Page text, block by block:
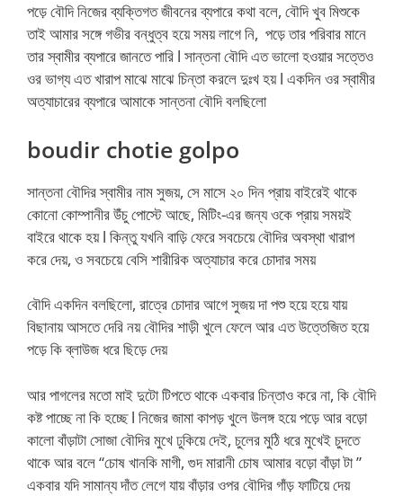
পড়ে বৌদি নিজের ব্যক্তিগত জীবনের ব্যপারে কথা বলে, বৌদি খুব মিশুকে
তাই আমার সঙ্গে গভীর বন্ধুত্ব হয়ে সময় লাগে নি, পড়ে তার পরিবার মানে
তার স্বামীর ব্যপারে জানতে পারি l সান্তনা বৌদি এত ভালো হওয়ার সত্তেও
ওর ভাগ্য এত খারাপ মাঝে মাঝে চিন্তা করলে দুঃখ হয় l একদিন ওর স্বামীর
অত্যাচারের ব্যপারে আমাকে সান্তনা বৌদি বলছিলো
boudir chotie golpo
সান্তনা বৌদির স্বামীর নাম সুজয়, সে মাসে ২০ দিন প্রায় বাইরেই থাকে
কোনো কোম্পানীর উঁচু পোস্টে আছে, মিটিং-এর জন্য ওকে প্রায় সময়ই
বাইরে থাকে হয় l কিন্তু যখনি বাড়ি ফেরে সবচেয়ে বৌদির অবস্থা খারাপ
করে দেয়, ও সবচেয়ে বেসি শারীরিক অত্যাচার করে চোদার সময়
বৌদি একদিন বলছিলো, রাত্রে চোদার আগে সুজয় দা পশু হয়ে হয়ে যায়
বিছানায় আসতে দেরি নয় বৌদির শাড়ী খুলে ফেলে আর এত উত্তেজিত হয়ে
পড়ে কি ব্লাউজ ধরে ছিড়ে দেয়
আর পাগলের মতো মাই দুটো টিপতে থাকে একবার চিন্তাও করে না, কি বৌদি
কষ্ট পাচ্ছে না কি হচ্ছে l নিজের জামা কাপড় খুলে উলঙ্গ হয়ে পড়ে আর বড়ো
কালো বাঁড়াটা সোজা বৌদির মুখে ঢুকিয়ে দেই, চুলের মুঠি ধরে মুখেই চুদতে
থাকে আর বলে “চোষ খানকি মাগী, গুদ মারানী চোষ আমার বড়ো বাঁড়া টা ”
একবার যদি সামান্য দাঁত লেগে যায় বাঁড়ার ওপর বৌদির গাঁড় ফাটিয়ে দেয়